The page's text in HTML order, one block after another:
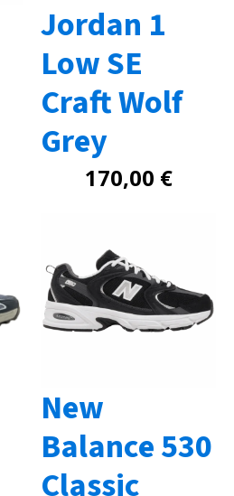
Jordan 1
Low SE
Craft Wolf
Grey
170,00 €
New
Balance 530
Classic